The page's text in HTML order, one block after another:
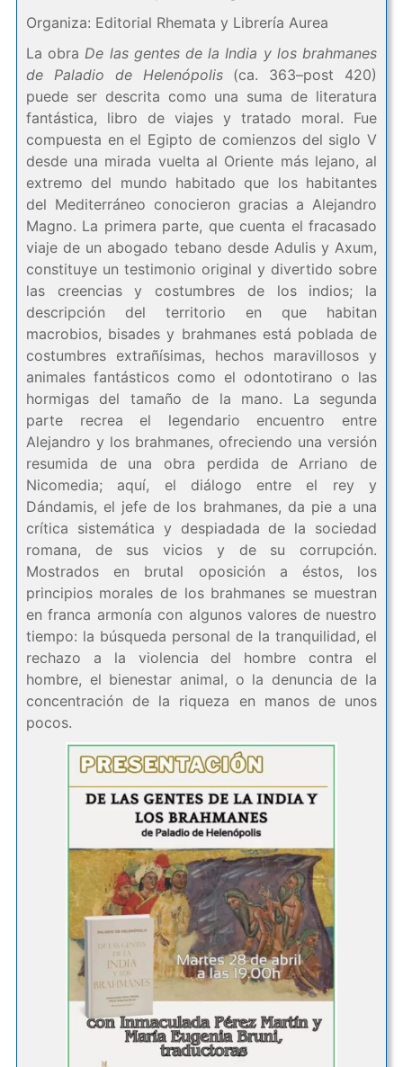
Organiza: Editorial Rhemata y Librería Aurea
La obraDe las gentes de la India y los brahmanes
de Paladio de Helenópolis(ca. 363–post 420)
puede ser descrita como una suma de literatura
fantástica, libro de viajes y tratado moral. Fue
compuesta en el Egipto de comienzos del siglo V
desde una mirada vuelta al Oriente más lejano, al
extremo del mundo habitado que los habitantes
del Mediterráneo conocieron gracias a Alejandro
Magno. La primera parte, que cuenta el fracasado
viaje de un abogado tebano desde Adulis y Axum,
constituye un testimonio original y divertido sobre
las creencias y costumbres de los indios; la
descripción del territorio en que habitan
macrobios, bisades y brahmanes está poblada de
costumbres extrañísimas, hechos maravillosos y
animales fantásticos como el odontotirano o las
hormigas del tamaño de la mano. La segunda
parte recrea el legendario encuentro entre
Alejandro y los brahmanes, ofreciendo una versión
resumida de una obra perdida de Arriano de
Nicomedia; aquí, el diálogo entre el rey y
Dándamis, el jefe de los brahmanes, da pie a una
crítica sistemática y despiadada de la sociedad
romana, de sus vicios y de su corrupción.
Mostrados en brutal oposición a éstos, los
principios morales de los brahmanes se muestran
en franca armonía con algunos valores de nuestro
tiempo: la búsqueda personal de la tranquilidad, el
rechazo a la violencia del hombre contra el
hombre, el bienestar animal, o la denuncia de la
concentración de la riqueza en manos de unos
pocos.